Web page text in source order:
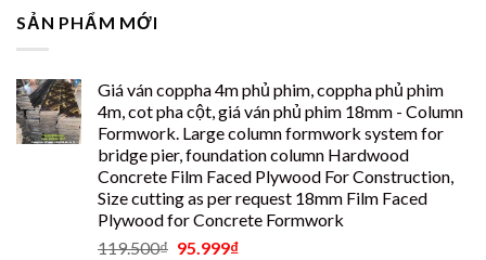
SẢN PHẨM MỚI
Giá ván coppha 4m phủ phim, coppha phủ phim
4m, cot pha cột, giá ván phủ phim 18mm - Column
Formwork. Large column formwork system for
bridge pier, foundation column Hardwood
Concrete Film Faced Plywood For Construction,
Size cutting as per request 18mm Film Faced
Plywood for Concrete Formwork
119.500₫ 95.999₫